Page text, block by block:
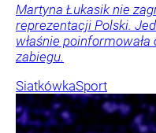
Martyna Łukasik nie
reprezentacji Polski.
właśnie
zabiegu.
SiatkówkaSport